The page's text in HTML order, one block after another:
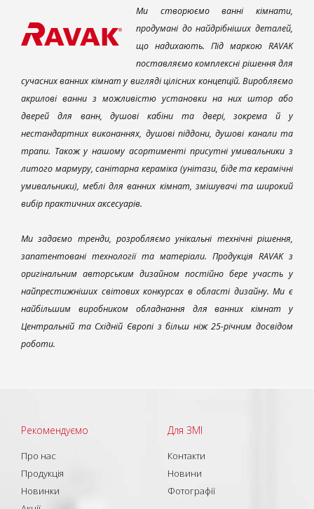
Ми створюємо ванні кімнати,
продумані до найдрібніших деталей,
що надихають. Під маркою RAVAK
поставляємо комплексні рішення для
сучасних ванних кімнат у вигляді цілісних концепцій. Виробляємо
акрилові ванни з можливістю установки на них штор або
дверей для ванн, душові кабіни та двері, зокрема й у
нестандартних виконаннях, душові піддони, душові канали та
трапи. Також у нашому асортименті присутні умивальники з
литого мармуру, санітарна кераміка (унітази, біде та керамічні
умивальники), меблі для ванних кімнат, змішувачі та широкий
вибір практичних аксесуарів.
Ми задаємо тренди, розробляємо унікальні технічні рішення,
запатентовані технології та матеріали. Продукція RAVAK з
оригінальним авторським дизайном постійно бере участь у
найпрестижніших світових конкурсах в області дизайну. Ми є
найбільшим виробником обладнання для ванних кімнат у
Центральній та Східній Європі з більш ніж 25-річним досвідом
роботи.
Рекомендуємо
Про нас
Продукція
Новинки
Для ЗМІ
Контакти
Новини
Фотографії